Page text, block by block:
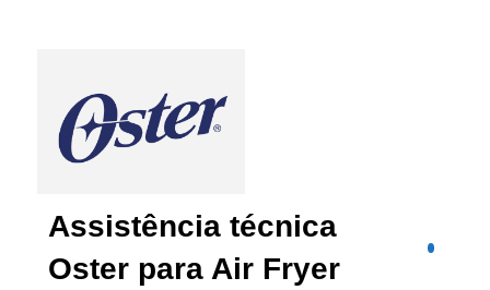
Assistência técnica
Oster para Air Fryer